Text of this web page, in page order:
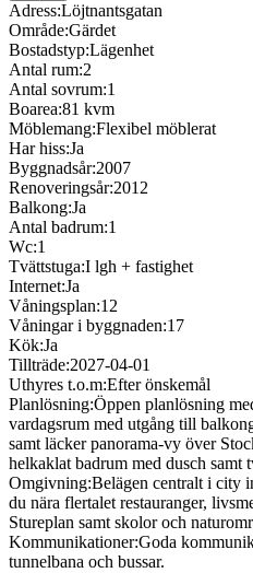
Adress:Löjtnantsgatan
Område:Gärdet
Bostadstyp:Lägenhet
Antal rum:2
Antal sovrum:1
Boarea:81 kvm
Möblemang:Flexibel möblerat
Har hiss:Ja
Byggnadsår:2007
Renoveringsår:2012
Balkong:Ja
Antal badrum:1
Wc:1
Tvättstuga:I lgh + fastighet
Internet:Ja
Våningsplan:12
Våningar i byggnaden:17
Kök:Ja
Tillträde:2027-04-01
Uthyres t.o.m:Efter önskemål
Planlösning:Öppen planlösning
vardagsrum med utgång till
samt läcker panorama-vy över
helkaklat badrum med dusch samt
Omgivning:Belägen centralt i city
du nära flertalet restauranger,
Stureplan samt skolor och
Kommunikationer:Goda
tunnelbana och bussar.